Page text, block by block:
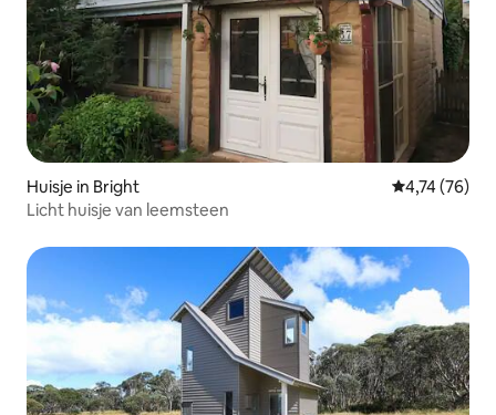
Huisje in Bright Gemiddelde
4,74 (76)
Licht huisje van leemsteen